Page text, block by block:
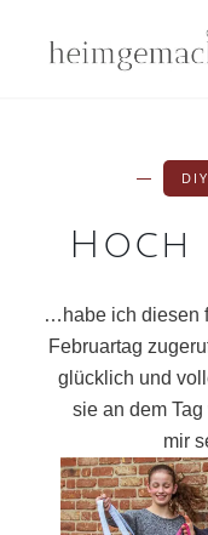
Hoch
…habe ich diesen
Februartag
glücklich und
sie an dem
mir